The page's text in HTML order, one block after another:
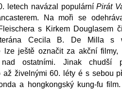
letech navázal populárníPirát
Na moři se
s Kirkem Douglasem
Cecila B. De Milla s
lze ještě označit za akční
nad ostatními. Jinak chudší
až živelnými 60. léty é s sebou
a hongkongský kung-fu